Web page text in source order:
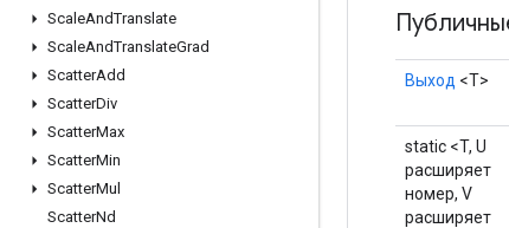
ScaleAndTranslate
ScaleAndTranslateGrad
ScatterAdd
ScatterDiv
ScatterMax
ScatterMin
ScatterMul
ScatterNd
Выход <Т>
static <T, U
расширяет
номер, V
расширяет